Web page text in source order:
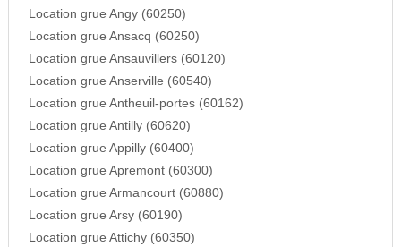
Location grue Angy (60250)
Location grue Ansacq (60250)
Location grue Ansauvillers (60120)
Location grue Anserville (60540)
Location grue Antheuil-portes (60162)
Location grue Antilly (60620)
Location grue Appilly (60400)
Location grue Apremont (60300)
Location grue Armancourt (60880)
Location grue Arsy (60190)
Location grue Attichy (60350)